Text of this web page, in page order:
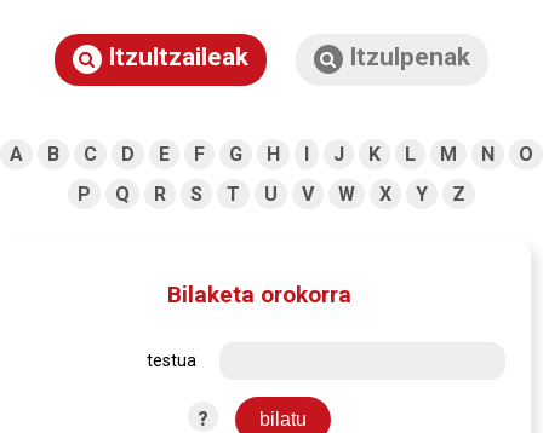
Itzultzaileak Itzulpenak
A B C D E F G H I J K L M N
O
P
Q R S T U V W X Y Z
Bilaketa orokorra
testua
?